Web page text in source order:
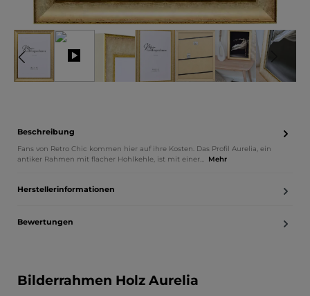
Beschreibung
Fans von Retro Chic kommen hier auf ihre Kosten. Das Profil Aurelia, ein
antiker Rahmen mit flacher Hohlkehle, ist mit einer… Mehr
Herstellerinformationen
Bewertungen
Bilderrahmen Holz Aurelia